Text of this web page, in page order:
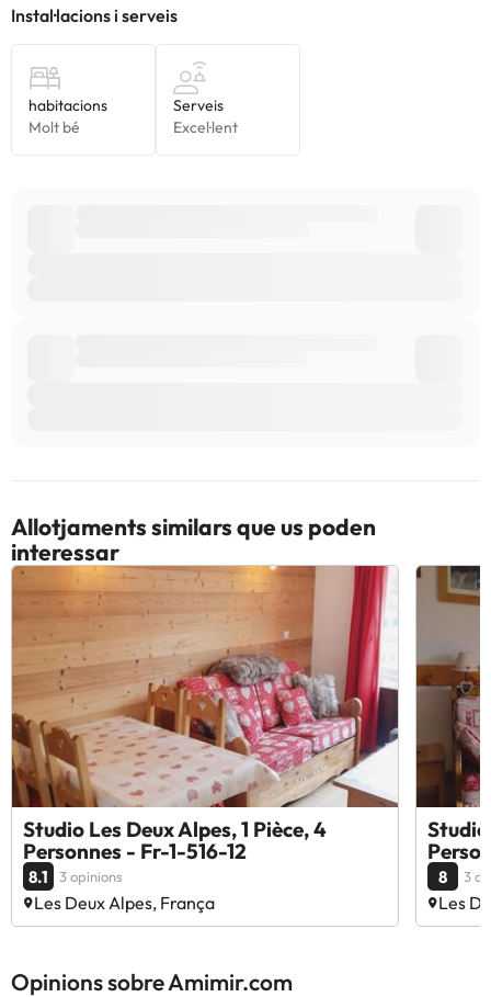
Allotjaments similars que us poden
interessar
Studio Les Deux Alpes, 1 Pièce, 4
Personnes - Fr-1-516-12
8.1 3 opinions
Les Deux Alpes, França
Studio
8 3
Les
Opinions sobre Amimir.com